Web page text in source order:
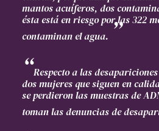
mantos acuíferos, dos
ésta está en riesgo por las 322
contaminan el agua.
Respecto a las
dos mujeres que siguen en
se perdieron las muestras de
toman las denuncias de